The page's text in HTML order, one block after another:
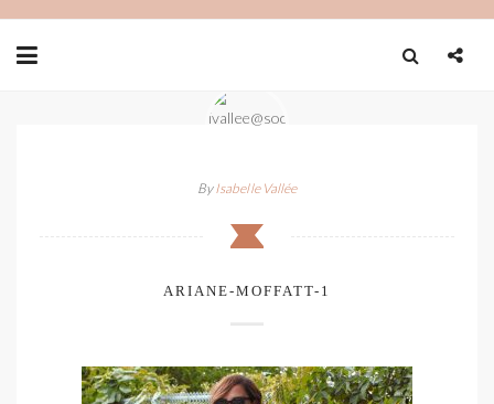
ByIsabelle Vallée
ARIANE-MOFFATT-1